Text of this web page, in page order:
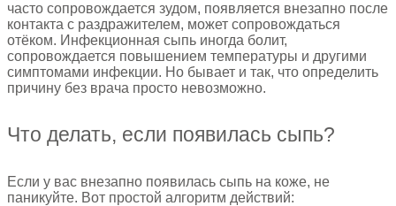
часто сопровождается зудом, появляется внезапно после
контакта с раздражителем, может сопровождаться
отёком. Инфекционная сыпь иногда болит,
сопровождается повышением температуры и другими
симптомами инфекции. Но бывает и так, что определить
причину без врача просто невозможно.
Что делать, если появилась сыпь?
Если у вас внезапно появилась сыпь на коже, не
паникуйте. Вот простой алгоритм действий: